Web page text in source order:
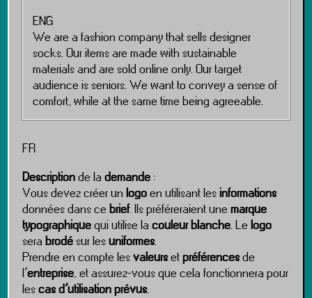
ENG
We are a fashion company that sells designer
socks. Our items are made with sustainable
materials and are sold online only. Our target
audience is seniors. We want to convey a sense of
comfort, while at the same time being agreeable.
FR
Descriptionde lademande:
Vous devez créer unlogoen utilisant lesinformations
données dans cebrief. Ils préféreraient unemarque
typographiquequi utilise lacouleur blanche. Lelogo
serabrodésur lesuniformes.
Prendre en compte lesvaleursetpréférencesde
l’entreprise, et assurez-vous que cela fonctionnera pour
lescas d’utilisation prévus.